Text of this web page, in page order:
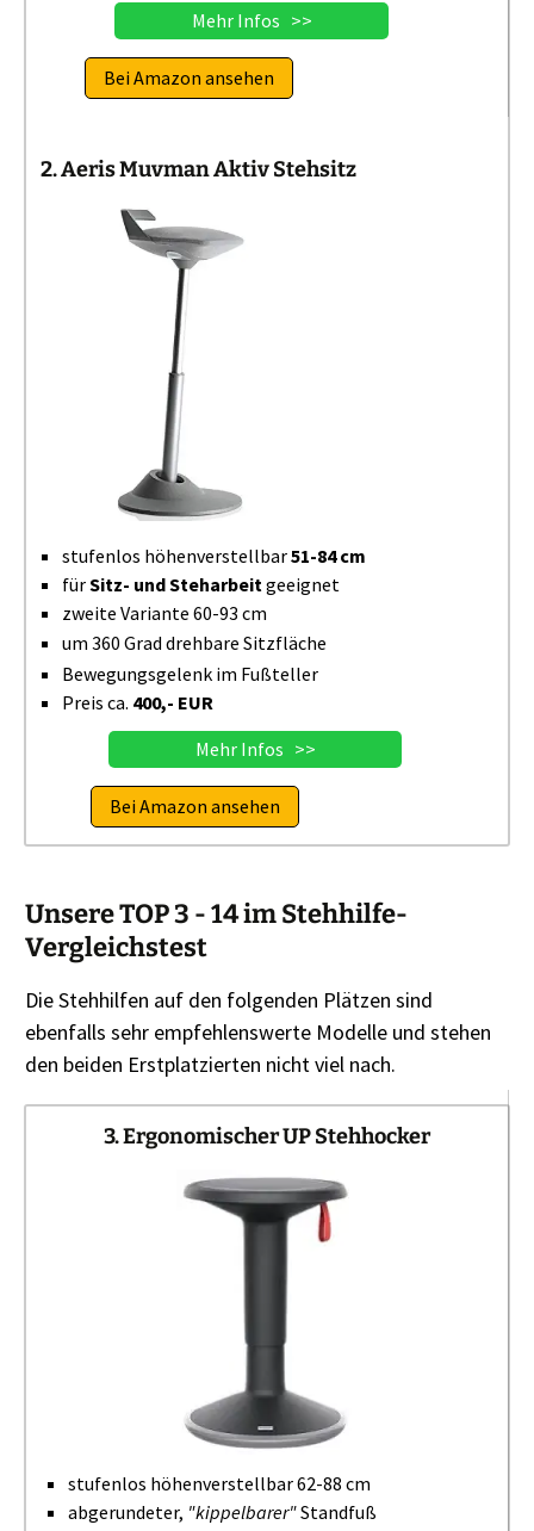
Mehr Infos >>
Bei Amazon ansehen
2. Aeris Muvman Aktiv Stehsitz
stufenlos höhenverstellbar51-84 cm
fürSitz- und Steharbeit geeignet
zweite Variante 60-93 cm
um 360 Grad drehbare Sitzfläche
Bewegungsgelenk im Fußteller
Preis ca. 400,- EUR
Mehr Infos >>
Bei Amazon ansehen
Unsere TOP 3 - 14 im Stehhilfe-
Vergleichstest
Die Stehhilfen auf den folgenden Plätzen sind
ebenfalls sehr empfehlenswerte Modelle und stehen
den beiden Erstplatzierten nicht viel nach.
3. Ergonomischer UP Stehhocker
stufenlos höhenverstellbar 62-88 cm
abgerundeter, "kippelbarer"Standfuß